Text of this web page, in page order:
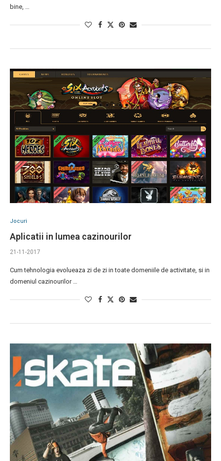
bine, …
Jocuri
Aplicatii in lumea cazinourilor
21-11-2017
Cum tehnologia evolueaza zi de zi in toate domeniile de activitate, si in
domeniul cazinourilor …